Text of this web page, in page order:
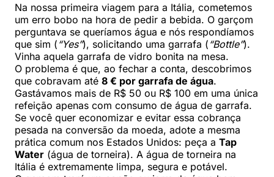
Na nossa primeira viagem para a Itália, cometemos
um erro bobo na hora de pedir a bebida. O garçom
perguntava se queríamos água e nós respondíamos
que sim ( “Yes”), solicitando uma garrafa ( “Bottle”).
Vinha aquela garrafa de vidro bonita na mesa.
O problema é que, ao fechar a conta, descobrimos
que cobravam até 8 € por garrafa de água.
Gastávamos mais de R$ 50 ou R$ 100 em uma única
refeição apenas com consumo de água de garrafa.
Se você quer economizar e evitar essa cobrança
pesada na conversão da moeda, adote a mesma
prática comum nos Estados Unidos: peça a Tap
Water (água de torneira). A água de torneira na
Itália é extremamente limpa, segura e potável.